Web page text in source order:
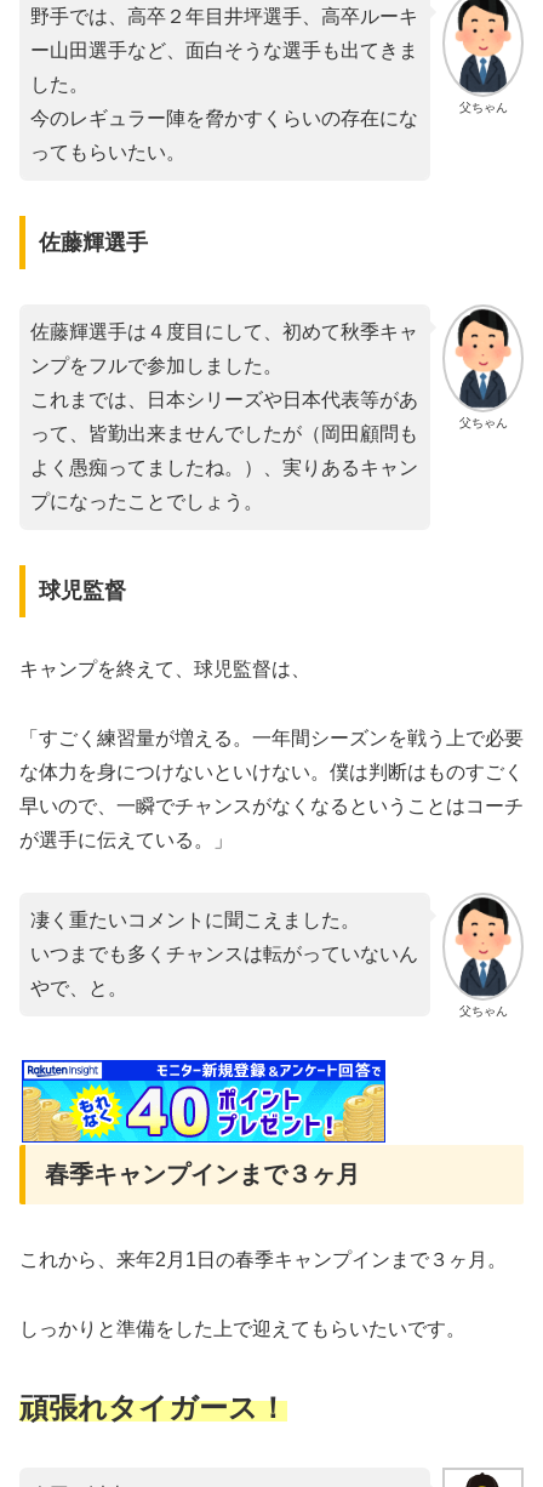
父ちゃん
野手では、高卒２年目井坪選手、高卒ルーキ
ー山田選手など、面白そうな選手も出てきま
した。
今のレギュラー陣を脅かすくらいの存在にな
ってもらいたい。
佐藤輝選手
父ちゃん
佐藤輝選手は４度目にして、初めて秋季キャ
ンプをフルで参加しました。
これまでは、日本シリーズや日本代表等があ
って、皆勤出来ませんでしたが（岡田顧問も
よく愚痴ってましたね。）、実りあるキャン
プになったことでしょう。
球児監督
キャンプを終えて、球児監督は、
「すごく練習量が増える。一年間シーズンを戦う上で必要
な体力を身につけないといけない。僕は判断はものすごく
早いので、一瞬でチャンスがなくなるということはコーチ
が選手に伝えている。」
父ちゃん
凄く重たいコメントに聞こえました。
いつまでも多くチャンスは転がっていないん
やで、と。
春季キャンプインまで３ヶ月
これから、来年2月1日の春季キャンプインまで３ヶ月。
しっかりと準備をした上で迎えてもらいたいです。
頑張れタイガース！